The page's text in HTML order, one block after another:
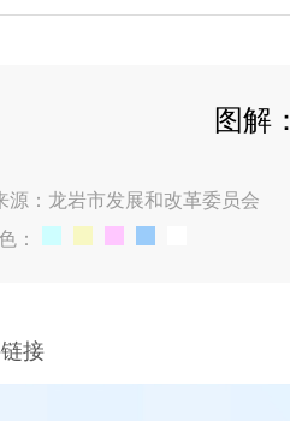
图解
源：龙岩市发展和改革委员会
：
接